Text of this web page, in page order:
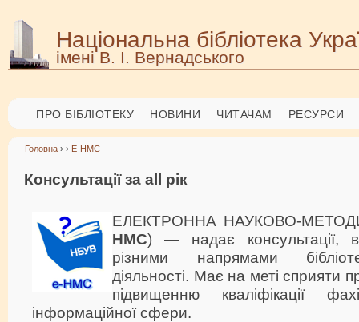
Національна бібліотека
імені В. І. Вернадського
ПРО БІБЛІОТЕКУ НОВИНИ ЧИТАЧАМ РЕСУРСИ
Головна › › Е-НМС
Консультації за all рік
ЕЛЕКТРОННА НАУКОВО-
НМС) — надає консультації,
різними напрямами
діяльності. Має на меті сприяти
підвищенню кваліфікації
інформаційної сфери.